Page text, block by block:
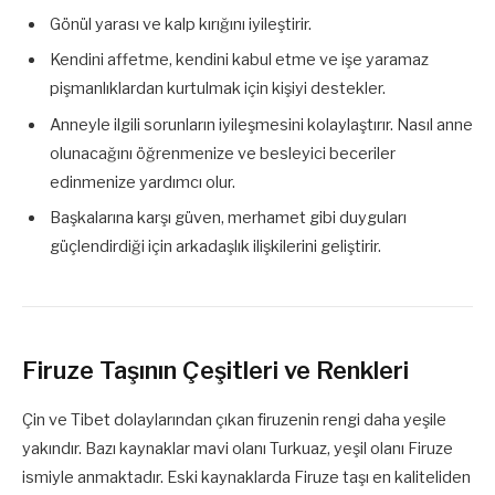
Gönül yarası ve kalp kırığını iyileştirir.
Kendini affetme, kendini kabul etme ve işe yaramaz
pişmanlıklardan kurtulmak için kişiyi destekler.
Anneyle ilgili sorunların iyileşmesini kolaylaştırır. Nasıl anne
olunacağını öğrenmenize ve besleyici beceriler
edinmenize yardımcı olur.
Başkalarına karşı güven, merhamet gibi duyguları
güçlendirdiği için arkadaşlık ilişkilerini geliştirir.
Firuze Taşının Çeşitleri ve Renkleri
Çin ve Tibet dolaylarından çıkan firuzenin rengi daha yeşile
yakındır. Bazı kaynaklar mavi olanı Turkuaz, yeşil olanı Firuze
ismiyle anmaktadır. Eski kaynaklarda Firuze taşı en kaliteliden